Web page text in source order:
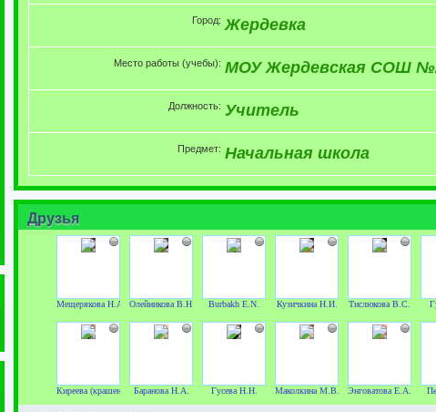
Город: Жердевка
Место работы (учебы): МОУ Жердевская СОШ
Должность: Учитель
Предмет: Начальная школа
Друзья
Мещерякова Н.А. Олейникова В.Н. Burbakh E.N. Кузичкина Н.И. Тислюкова В.С.
Киреева (крашенинникова) Л.А.
Баранова Н.А. Гусева Н.Н. Маколкина М.В. Энговатова Е.А.